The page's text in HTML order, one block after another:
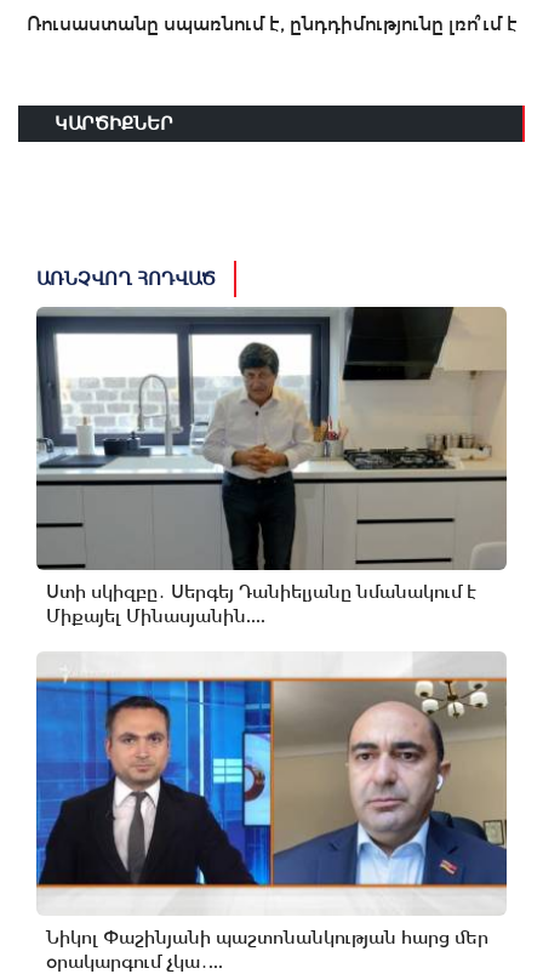
Ռուսաստանը սպառնում է, ընդդիմությունը լռո՞ւմ է
ԿԱՐԾԻՔՆԵՐ
ԱՌՆՉՎՈՂ ՀՈԴՎԱԾ
Ստի սկիզբը․ Սերգեյ Դանիելյանը նմանակում է
Միքայել Մինասյանին....
Նիկոլ Փաշինյանի պաշտոնանկության հարց մեր
օրակարգում չկա․...